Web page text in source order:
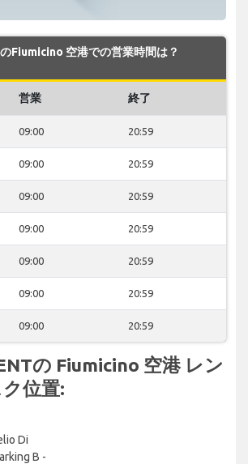
Fiumicino 空港での営業時間は？
営業 終了
09:00 20:59
09:00 20:59
09:00 20:59
09:00 20:59
09:00 20:59
09:00 20:59
09:00 20:59
の Fiumicino 空港 レン
位置:
Di
B -